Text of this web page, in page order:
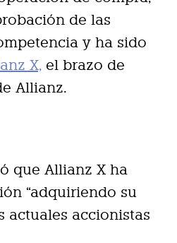
de las
y ha sido
X, el brazo de
Allianz.
que Allianz X ha
“adquiriendo su
actuales accionistas